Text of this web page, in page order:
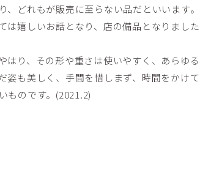
、どれもが販売に至らない品だといいます
は嬉しいお話となり、店の備品となりました
はり、その形や重さは使いやすく、あらゆ
姿も美しく、手間を惜しまず、時間をかけ
ものです。(2021.2)